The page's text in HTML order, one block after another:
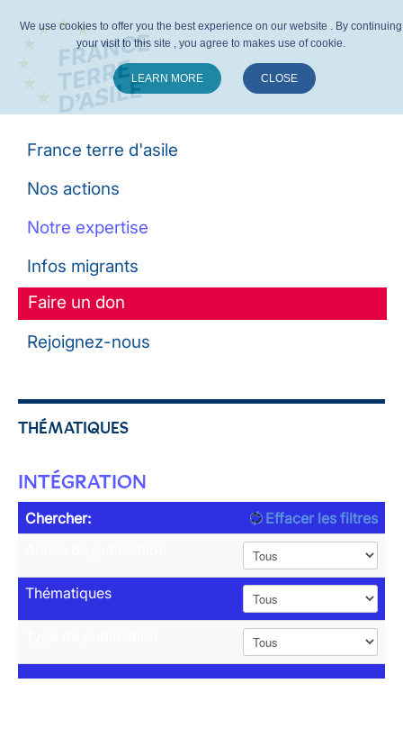
France terre d'asile
Nos actions
Notre expertise
Infos migrants
Faire un don
Rejoignez-nous
THÉMATIQUES
INTÉGRATION
Chercher:
Effacer les filtres
Thématiques
We use cookies to offer you the best experience on our website . By continuing
your visit to this site , you agree to makes use of cookie.
LEARN MORE CLOSE